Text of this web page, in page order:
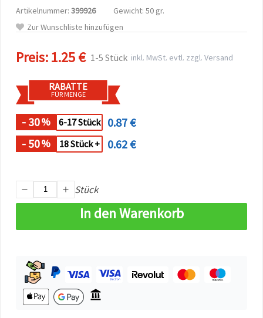
Sie können
Cookies
oder Ihre
Auswahl in
Einstellungen
individuell
festlegen.
Ihre
Einwilligung
können Sie
jederzeit
Datenschutzerklärung
Cookie-
Richtlinie
Cookie-
Einstellungen
Artikelnummer: 399926
Gewicht: 50 gr.
Zur Wunschliste hinzufügen
Preis:1.25 € 1-5 Stück inkl. MwSt. evtl. zzgl. Versand
RABATTE
FÜR MENGE
- 30% 6-17 Stück
0.87 €
- 50% 18 Stück + 0.62 €
Stück
In den Warenkorb